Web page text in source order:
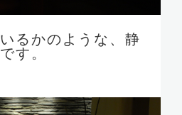
るかのような、静
す。